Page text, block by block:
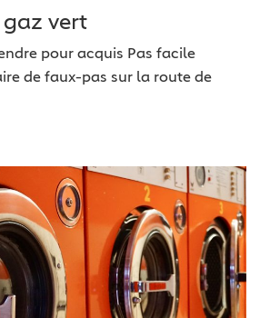
gaz vert
pour acquis Pas facile
de faux-pas sur la route de